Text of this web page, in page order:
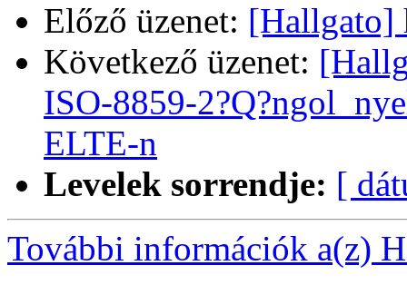
Előző üzenet: [Hallgato]
Következő üzenet:
ISO-8859-
ELTE-n
Levelek sorrendje: [
További információk a(z)